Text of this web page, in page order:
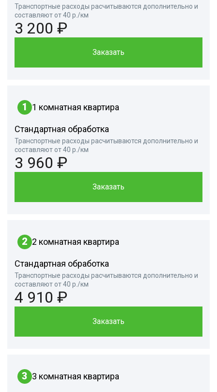
Транспортные расходы расчитываются дополнительно и
составляют от 40 р./км
3 200 ₽
Заказать
1 1 комнатная квартира
Стандартная обработка
Транспортные расходы расчитываются дополнительно и
составляют от 40 р./км
3 960 ₽
Заказать
2 2 комнатная квартира
Стандартная обработка
Транспортные расходы расчитываются дополнительно и
составляют от 40 р./км
4 910 ₽
Заказать
3 3 комнатная квартира